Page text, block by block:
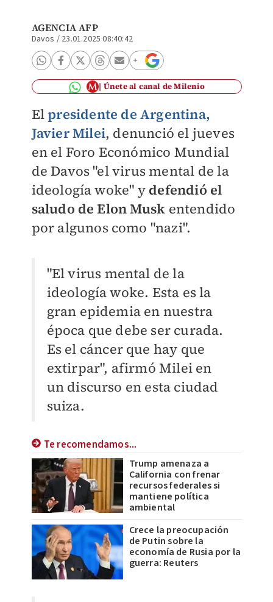
AGENCIA AFP
Davos / 23.01.2025 08:40:42
Únete al canal de Milenio
Elpresidente de Argentina,
Javier Milei, denunció el jueves
en el Foro Económico Mundial
de Davos "el virus mental de la
ideología woke" y defendió el
saludo de Elon Musk entendido
por algunos como "nazi".
"El virus mental de la
ideología woke. Esta es la
gran epidemia en nuestra
época que debe ser curada.
Es el cáncer que hay que
extirpar", afirmó Milei en
un discurso en esta ciudad
suiza.
Te recomendamos...
Trump amenaza a
California con frenar
recursos federales si
mantiene política
ambiental
Crece la preocupación
de Putin sobre la
economía de Rusia por la
guerra: Reuters